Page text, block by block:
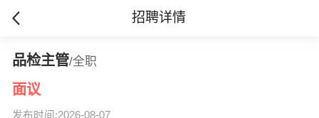
招聘详情
品检主管/全职
面议
发布时间:2026-08-07